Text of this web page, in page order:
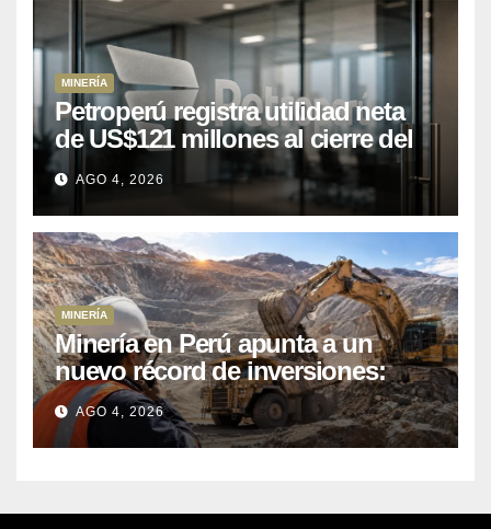
MINERÍA
Petroperú registra utilidad neta
de US$121 millones al cierre del
primer semestre 2026
AGO 4, 2026
MINERÍA
Minería en Perú apunta a un
nuevo récord de inversiones:
crecen los petitorios y el FMI
insta a destrabar proyectos
AGO 4, 2026